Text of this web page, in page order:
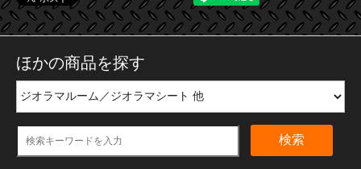
ほかの商品を探す
検索